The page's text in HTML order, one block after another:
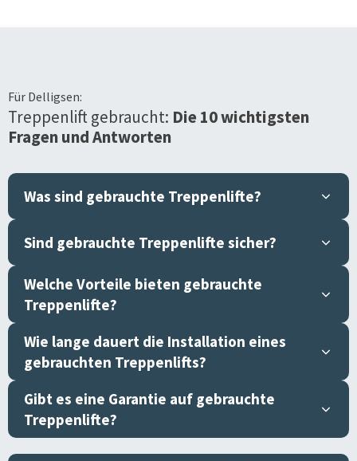
Für Delligsen:
Treppenlift gebraucht: Die 10 wichtigsten
Fragen und Antworten
Was sind gebrauchte Treppenlifte?
Sind gebrauchte Treppenlifte sicher?
Welche Vorteile bieten gebrauchte
Treppenlifte?
Wie lange dauert die Installation eines
gebrauchten Treppenlifts?
Gibt es eine Garantie auf gebrauchte
Treppenlifte?